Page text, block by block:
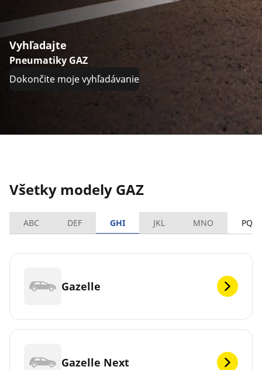
Vyhľadajte
Pneumatiky GAZ
Dokončite moje vyhľadávanie
Všetky modely GAZ
ABC DEF GHI JKL MNO PQRS
Gazelle
Gazelle Next